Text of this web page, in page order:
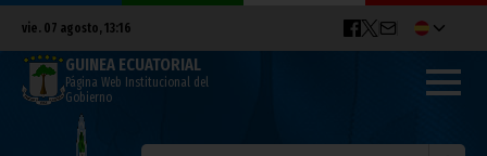
vie. 07 agosto, 13:16
GUINEA ECUATORIAL
Página Web Institucional del
Gobierno